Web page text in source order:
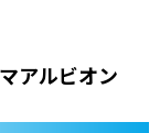
アルビオン